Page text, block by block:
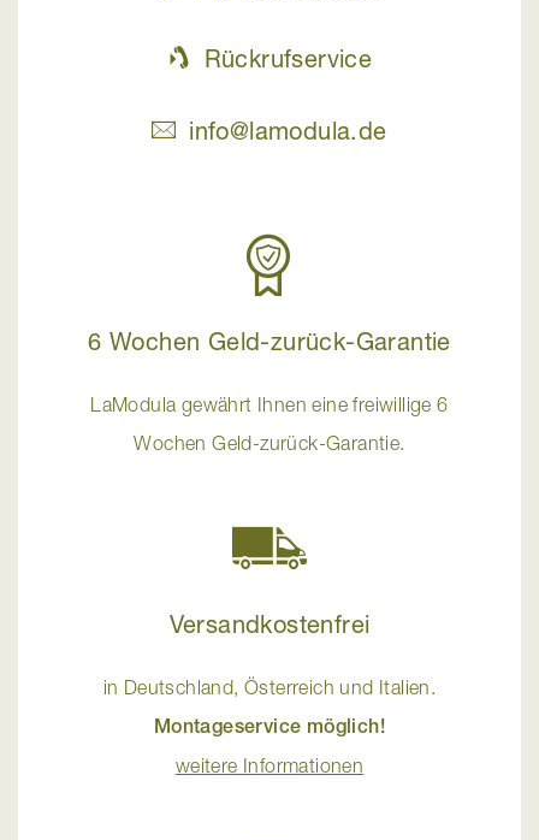
Rückrufservice
info@lamodula.de
6 Wochen Geld-zurück-Garantie
LaModula gewährt Ihnen eine freiwillige 6
Wochen Geld-zurück-Garantie.
Versandkostenfrei
in Deutschland, Österreich und Italien.
Montageservice möglich!
weitere Informationen